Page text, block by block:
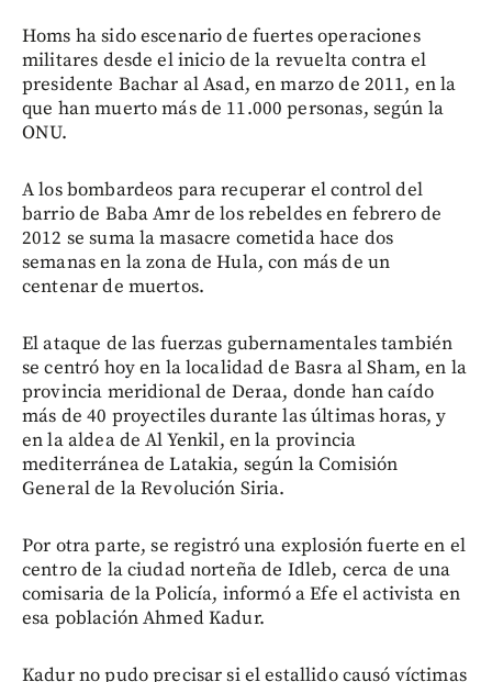
Homs ha sido escenario de fuertes operaciones
militares desde el inicio de la revuelta contra el
presidente Bachar al Asad, en marzo de 2011, en la
que han muerto más de 11.000 personas, según la
ONU.
A los bombardeos para recuperar el control del
barrio de Baba Amr de los rebeldes en febrero de
2012 se suma la masacre cometida hace dos
semanas en la zona de Hula, con más de un
centenar de muertos.
El ataque de las fuerzas gubernamentales también
se centró hoy en la localidad de Basra al Sham, en la
provincia meridional de Deraa, donde han caído
más de 40 proyectiles durante las últimas horas, y
en la aldea de Al Yenkil, en la provincia
mediterránea de Latakia, según la Comisión
General de la Revolución Siria.
Por otra parte, se registró una explosión fuerte en el
centro de la ciudad norteña de Idleb, cerca de una
comisaria de la Policía, informó a Efe el activista en
esa población Ahmed Kadur.
Kadur no pudo precisar si el estallido causó víctimas